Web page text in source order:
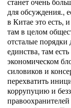
для обсуждения.,
в Китае это есть,
там в целом
отсталые
единства, там
экономическом
силовиков и
перехватить
коррупуцию и